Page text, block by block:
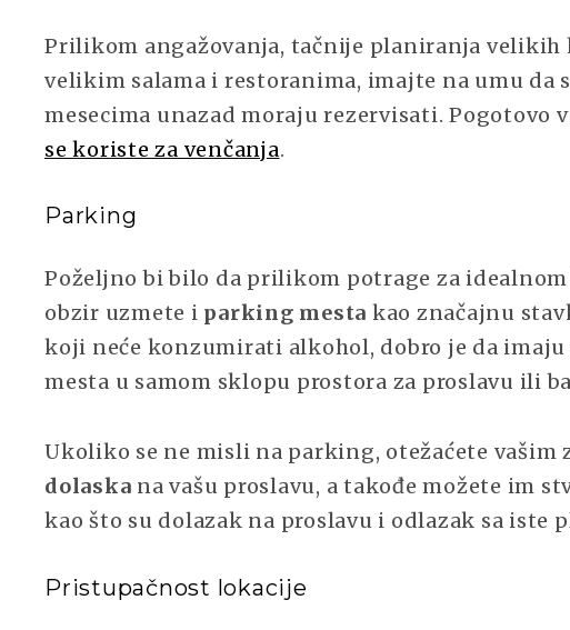
Prilikom angažovanja, tačnije planiranja velikih
velikim salama i restoranima, imajte na umu da
mesecima unazad moraju rezervisati. Pogotovo
se koriste za venčanja.
Parking
Poželjno bi bilo da prilikom potrage za
obzir uzmete i parking mesta kao značajnu
koji neće konzumirati alkohol, dobro je da
mesta u samom sklopu prostora za proslavu ili
Ukoliko se ne misli na parking, otežaćete vašim
dolaska na vašu proslavu, a takođe možete im
kao što su dolazak na proslavu i odlazak sa iste
Pristupačnost lokacije